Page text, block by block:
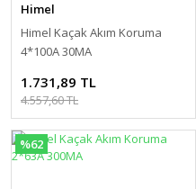
Himel
Himel Kaçak Akım Koruma
4*100A 30MA
1.731,89 TL
4.557,60 TL
%62